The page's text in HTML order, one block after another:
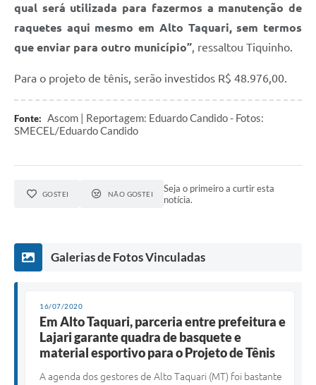
qual será utilizada para fazermos a manutenção de
raquetes aqui mesmo em Alto Taquari, sem termos
que enviar para outro município” , ressaltou Tiquinho.
Para o projeto de tênis, serão investidos R$ 48.976,00.
Fonte:
Ascom | Reportagem: Eduardo Candido - Fotos:
SMECEL/Eduardo Candido
GOSTEI NÃO GOSTEI
Seja o primeiro a curtir esta
notícia.
Galerias de Fotos Vinculadas
16/07/2020
Em Alto Taquari, parceria entre prefeitura e
Lajari garante quadra de basquete e
material esportivo para o Projeto de Tênis
A agenda dos gestores de Alto Taquari (MT) foi bastante